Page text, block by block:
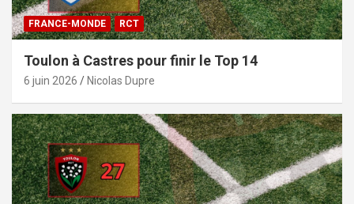
FRANCE-MONDE RCT
Toulon à Castres pour finir le Top 14
6 juin 2026 Nicolas Dupre